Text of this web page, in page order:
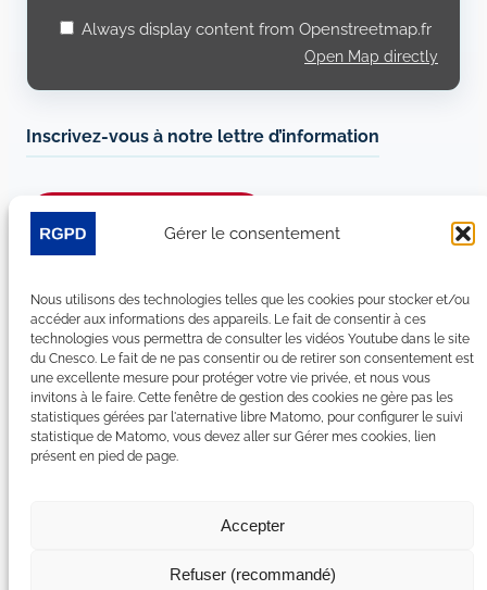
Gérer le consentement
Nous utilisons des technologies telles que les cookies pour stocker et/ou
accéder aux informations des appareils. Le fait de consentir à ces
technologies vous permettra de consulter les vidéos Youtube dans le site
du Cnesco. Le fait de ne pas consentir ou de retirer son consentement est
une excellente mesure pour protéger votre vie privée, et nous vous
invitons à le faire. Cette fenêtre de gestion des cookies ne gère pas les
statistiques gérées par l'aternative libre Matomo, pour configurer le suivi
statistique de Matomo, vous devez aller sur Gérer mes cookies, lien
présent en pied de page.
Accepter
Refuser (recommandé)
Always display content from Openstreetmap.fr
Open Map directly
Inscrivez-vous à notre lettre d’information
Je m’abonne à la newsletter
LinkedIn
YouTube
Facebook
Bluesky
Nous rejoindre
Accessibilité : non conforme